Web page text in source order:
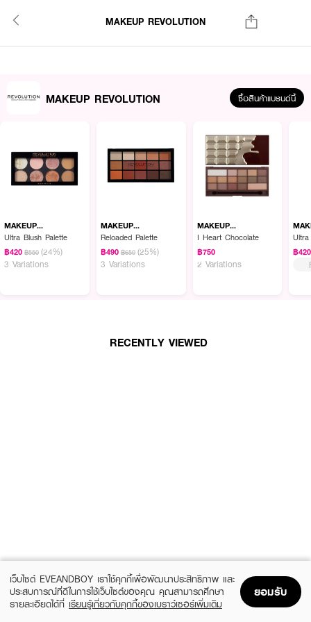
MAKEUP REVOLUTION
MAKEUP REVOLUTION ซื้อสินค้าแบรนด์นี้
MAKEUP
REVOLUTION
Ultra Blush Palette
฿420 ฿550 (24%)
3 Variations
MAKEUP
REVOLUTION
Reloaded Palette
฿490 ฿650 (25%)
3 Variations
MAKEUP
REVOLUTION
I Heart Chocolate
฿750
2 Variations
฿420
RECENTLY VIEWED
เว็บไซต์ EVEANDBOY เราใช้คุกกี้เพื่อพัฒนาประสิทธิภาพ และ
ประสบการณ์ที่ดีในการใช้เว็บไซต์ของคุณ คุณสามารถศึกษา
รายละเอียดได้ที่ เรียนรู้เกี่ยวกับคุกกี้ของเบราว์เซอร์เพิ่มเติม
ยอมรับ